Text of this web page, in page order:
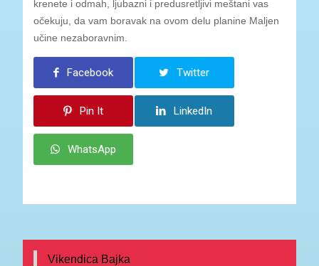
krenete i odmah, ljubazni i predusretljivi meštani vas
očekuju, da vam boravak na ovom delu planine Maljen
učine nezaboravnim.
Facebook Twitter
Pin It LinkedIn
WhatsApp
Vikendica Bajka